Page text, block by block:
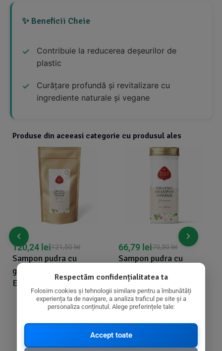
✨ Beneficii Cheie
Contribuie la reducerea deșeurilor de
plastic
Curățare profundă și revitalizare cu
ingrediente naturale și vegane
Produse din aceeasi categorie cu produsul ales
Sampon pudra cu
guarana bio refill 250g
Eliah Sahil
121,50lei
120,24 lei
Sampon pudra cu
guarana bio 100g Eliah
Sahil
70,30lei
66,79 lei
Respectăm confidențialitatea ta
Folosim cookies și tehnologii similare pentru a îmbunătăți
experiența ta de navigare, a analiza traficul pe site și a
personaliza conținutul. Alege preferințele tale:
Accept toate